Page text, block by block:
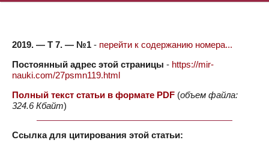
2019. — Т 7. — №1 - перейти к содержанию номера...
Постоянный адрес этой страницы - https://mir-
nauki.com/27psmn119.html
Полный текст статьи в формате PDF (объем файла:
324.6 Кбайт)
Ссылка для цитирования этой статьи: